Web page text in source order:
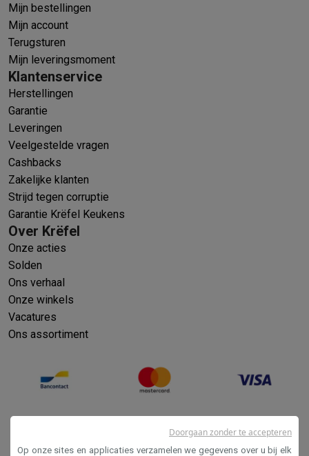
Mijn bestellingen
Mijn account
Terugsturen
Mijn leveringsmoment
Klantenservice
Herstellingen
Garantie
Leveringen
Veelgestelde vragen
Cashbacks
Zakelijke klanten
Strijd tegen corruptie
Garantie Krëfel Keukens
Over Krëfel
Onze acties
Solden
Ons verhaal
Onze winkels
Vacatures
Ons assortiment
Op onze sites en applicaties verzamelen we gegevens over u bij elk
Doorgaan zonder te accepteren